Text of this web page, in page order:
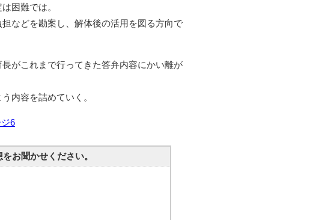
困難では。
などを勘案し、解体後の活用を図る方向で
がこれまで行ってきた答弁内容にかい離が
内容を詰めていく。
6
お聞かせください。